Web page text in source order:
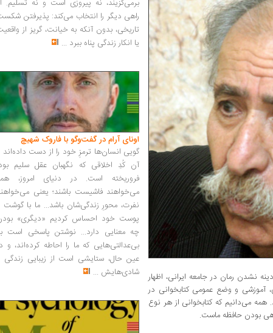
نشدن رمان در جامعه ایرانی، اظهار
آموزشی و وضع عمومی کتابخوانی در
می‌دانیم که کتابخوانی از هر نوع
بودن حافظه ماست.
برمی‌گزیند، نه پیروزی است و نه تسلیم.
راهی دیگر را انتخاب می‌کند: پذیرفتن
تاریخی، بدون آنکه به خیانت، گریز از
یا انکار زندگی پناه ببرد ...
اونای آرام در گفت‌وگو با فاروک شهیچ‭
گویی انسان‌ها ترمزِ خود را از دست داده‌اند
آن کُدِ اخلاقی که نگهبان عقل سلیم
فروریخته است. در دنیای امروز،
می‌خواهند فاشیست باشند؛ یعنی
نفرت، محورِ زندگی‌شان باشد... ما با گوشت
پوست خود احساس کردیم «دیگری»
چه معنایی دارد... نوشتن پاسخی است
بی‌عدالتی‌هایی که ما را احاطه کرده‌اند، و
عین حال، ستایشی است از زیبایی زندگی
شادی‌هایش ...